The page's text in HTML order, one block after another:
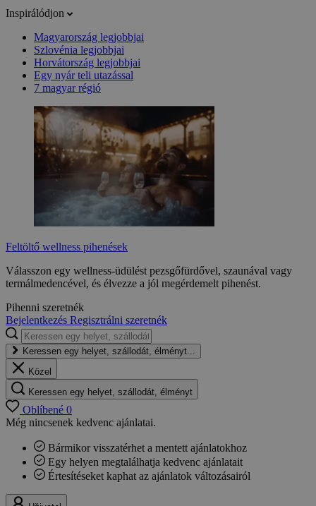
Inspirálódjon
Magyarország legjobbjai
Szlovénia legjobbjai
Horvátország legjobbjai
Egy nyár teli utazással
7 magyar régió
Feltöltő wellness pihenések
Válasszon egy wellness-üdülést pezsgőfürdővel, szaunával vagy
termálmedencével, és élvezze a jól megérdemelt pihenést.
Pihenni szeretnék
Bejelentkezés Regisztrálni szeretnék
Keressen egy helyet, szállodát, élményt...
Közel
Keressen egy helyet, szállodát, élményt
Oblíbené 0
Még nincsenek kedvenc ajánlatai.
Bármikor visszatérhet a mentett ajánlatokhoz
Egy helyen megtalálhatja kedvenc ajánlatait
Értesítéseket kaphat az ajánlatok változásairól